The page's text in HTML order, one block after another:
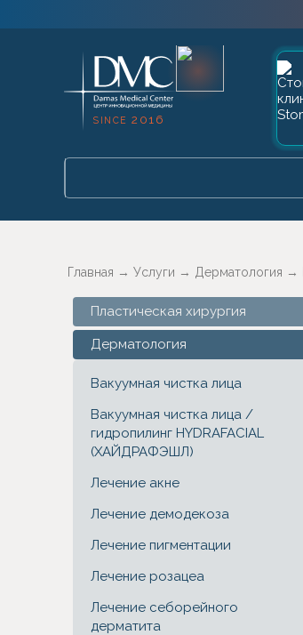
SINCE 2016
Главная → Услуги → Дерматология →
Пластическая хирургия
Дерматология
Вакуумная чистка лица
Вакуумная чистка лица /
гидропилинг HYDRAFACIAL
(ХАЙДРАФЭШЛ)
Лечение акне
Лечение демодекоза
Лечение пигментации
Лечение розацеа
Лечение себорейного
дерматита